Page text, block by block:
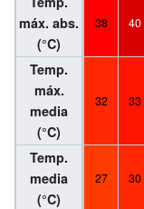
máx. abs.
(°C)
38 40
Temp.
máx.
media
(°C)
32 33
Temp.
media
(°C)
27 30